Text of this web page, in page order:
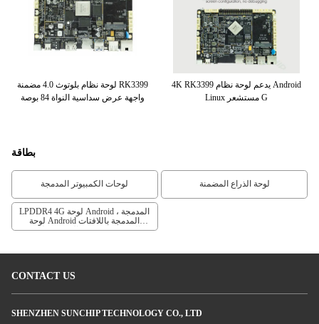
لوحة نظام بلوتوث 4.0 مضمنة RK3399
واجهة عرض سداسية النواة 84 بوصة
4K RK3399 يدعم لوحة نظام Android
Linux مستشعر G
بطاقة
لوحات الكمبيوتر المدمجة لوحة الذراع المضمنة
LPDDR4 4G لوحة Android المدمجة ،
لوحة Android المدمجة باللافتات
الرقمية ، لوحة Android المضمنة
CONTACT US
SHENZHEN SUNCHIP TECHNOLOGY CO., LTD